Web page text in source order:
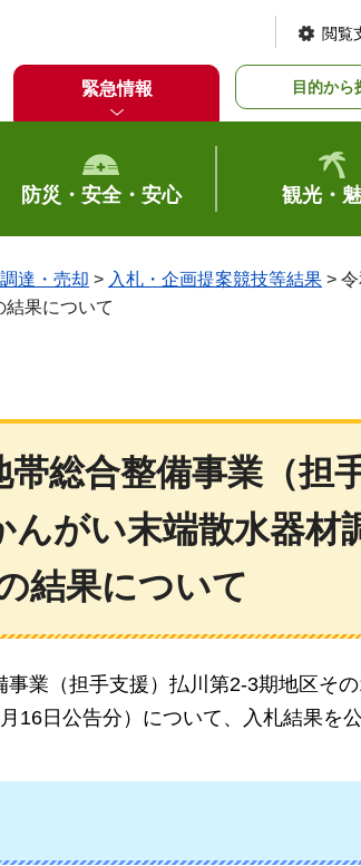
閲覧
緊急情報 目的から
防災・安全・安心 観光・
達・売却 > 入札・企画提案競技等結果 >
果について
帯総合整備事業（担
んがい末端散水器材
結果について
事業（担手支援）払川第2-3期地区そ
16日公告分）について、入札結果を公